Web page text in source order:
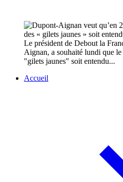
Le président de Debout la
Aignan, a souhaité lundi que
"gilets jaunes" soit entendu...
Accueil